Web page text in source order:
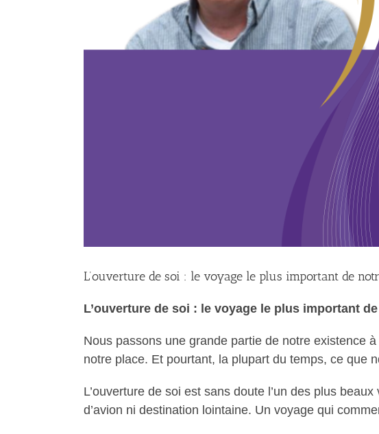
L’ouverture de soi : le voyage le plus important de
L’ouverture de soi : le voyage le plus important
Nous passons une grande partie de notre existence
notre place. Et pourtant, la plupart du temps, ce que
L’ouverture de soi est sans doute l’un des plus
d’avion ni destination lointaine. Un voyage qui